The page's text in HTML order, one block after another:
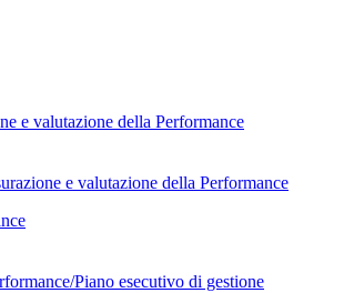
e valutazione della Performance
e valutazione della Performance
Piano esecutivo di gestione